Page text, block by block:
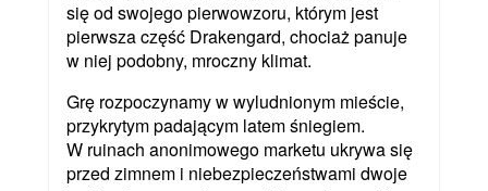
się od swojego pierwowzoru, którym jest
pierwsza część Drakengard, chociaż panuje
w niej podobny, mroczny klimat.
Grę rozpoczynamy w wyludnionym mieście,
przykrytym padającym latem śniegiem.
W ruinach anonimowego marketu ukrywa się
przed zimnem i niebezpieczeństwami dwoje